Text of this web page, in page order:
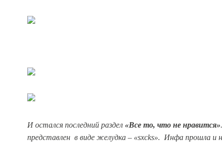
И остался последний раздел «Все то, что не нравится»
представлен в виде желудка – «sxcks». Инфа прошла и